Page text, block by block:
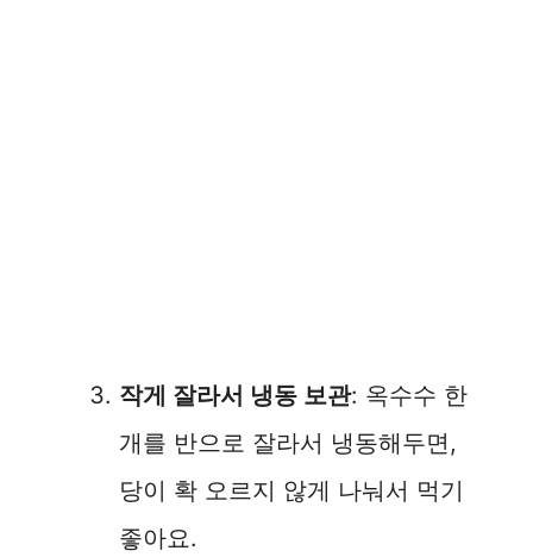
작게 잘라서 냉동 보관: 옥수수 한
개를 반으로 잘라서 냉동해두면,
당이 확 오르지 않게 나눠서 먹기
좋아요.